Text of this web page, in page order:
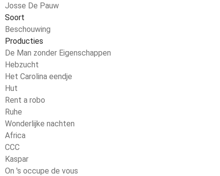
Josse De Pauw
Soort
Beschouwing
Producties
De Man zonder Eigenschappen
Hebzucht
Het Carolina eendje
Hut
Rent a robo
Ruhe
Wonderlijke nachten
Africa
CCC
Kaspar
On 's occupe de vous